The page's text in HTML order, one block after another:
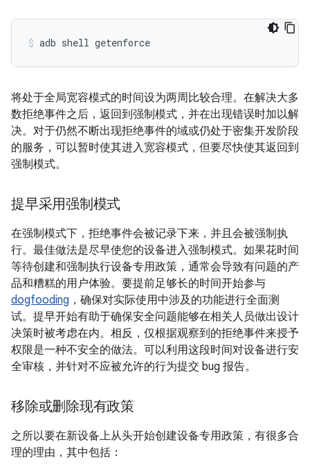
将处于全局宽容模式的时间设为两周比较合理。在解决大多
数拒绝事件之后，返回到强制模式，并在出现错误时加以解
决。对于仍然不断出现拒绝事件的域或仍处于密集开发阶段
的服务，可以暂时使其进入宽容模式，但要尽快使其返回到
强制模式。
提早采用强制模式
在强制模式下，拒绝事件会被记录下来，并且会被强制执
行。最佳做法是尽早使您的设备进入强制模式。如果花时间
等待创建和强制执行设备专用政策，通常会导致有问题的产
品和糟糕的用户体验。要提前足够长的时间开始参与
dogfooding ，确保对实际使用中涉及的功能进行全面测
试。提早开始有助于确保安全问题能够在相关人员做出设计
决策时被考虑在内。相反，仅根据观察到的拒绝事件来授予
权限是一种不安全的做法。可以利用这段时间对设备进行安
全审核，并针对不应被允许的行为提交 bug 报告。
移除或删除现有政策
之所以要在新设备上从头开始创建设备专用政策，有很多合
理的理由，其中包括：